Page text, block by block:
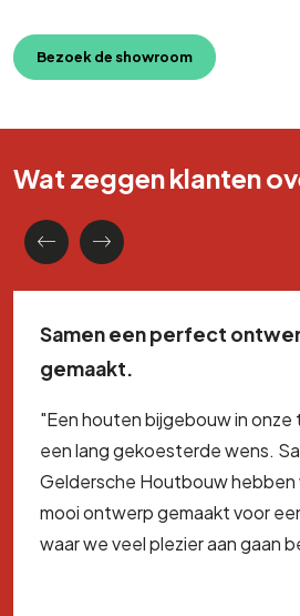
Bezoek de showroom
Wat zeggen klanten
Samen een perfect
gemaakt.
"Een houten bijgebouw in onze
een lang gekoesterde wens.
Geldersche Houtbouw hebben
mooi ontwerp gemaakt voor
waar we veel plezier aan gaan